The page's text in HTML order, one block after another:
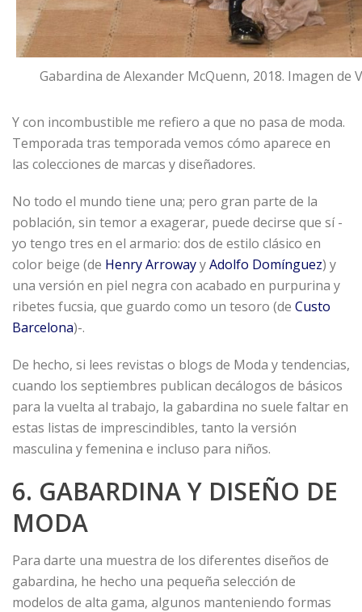
Gabardina de Alexander McQuenn, 2018. Imagen de
Y con incombustible me refiero a que no pasa de moda.
Temporada tras temporada vemos cómo aparece en
las colecciones de marcas y diseñadores.
No todo el mundo tiene una; pero gran parte de la
población, sin temor a exagerar, puede decirse que sí -
yo tengo tres en el armario: dos de estilo clásico en
color beige (de Henry ArrowayyAdolfo Domínguez) y
una versión en piel negra con acabado en purpurina y
ribetes fucsia, que guardo como un tesoro (de Custo
Barcelona)-.
De hecho, si lees revistas o blogs de Moda y tendencias,
cuando los septiembres publican decálogos de básicos
para la vuelta al trabajo, la gabardina no suele faltar en
estas listas de imprescindibles, tanto la versión
masculina y femenina e incluso para niños.
6. GABARDINA Y DISEÑO DE
MODA
Para darte una muestra de los diferentes diseños de
gabardina, he hecho una pequeña selección de
modelos de alta gama, algunos manteniendo formas